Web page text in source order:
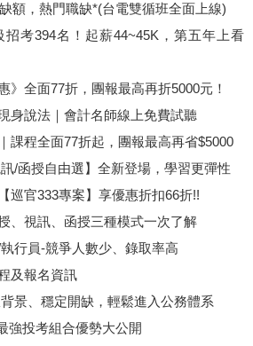
額，熱門職缺*(台電雙循班全面上線)
招考394名！起薪44~45K，第五年上看
》全面77折，團報最高再折5000元！
身說法｜會計名師線上免費試聽
課程全面77折起，團報最高再省$5000
/函授自由選】全新登場，學習更彈性
巡官333專案】享優惠折扣66折!!
、視訊、函授三種模式一次了解
行員-競爭人數少、錄取率高
及報名資訊
景、穩定開缺，輕鬆進入公務體系
強投考組合優勢大公開